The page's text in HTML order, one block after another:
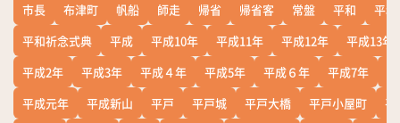
市長
布津町 帆船 師走 帰省 帰省客 常盤 平和
平
平和祈念式典
平成 平成10年 平成11年 平成12年
平成13年
平成2年
平成3年 平成４年 平成5年 平成６年 平成7年
平成元年
平成新山 平戸 平戸城 平戸大橋 平戸小屋町
平